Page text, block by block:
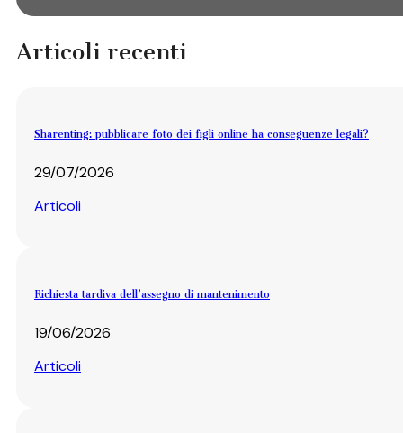
Articoli recenti
Sharenting: pubblicare foto dei figli online ha conseguenze legali?
29/07/2026
Articoli
Richiesta tardiva dell’assegno di mantenimento
19/06/2026
Articoli